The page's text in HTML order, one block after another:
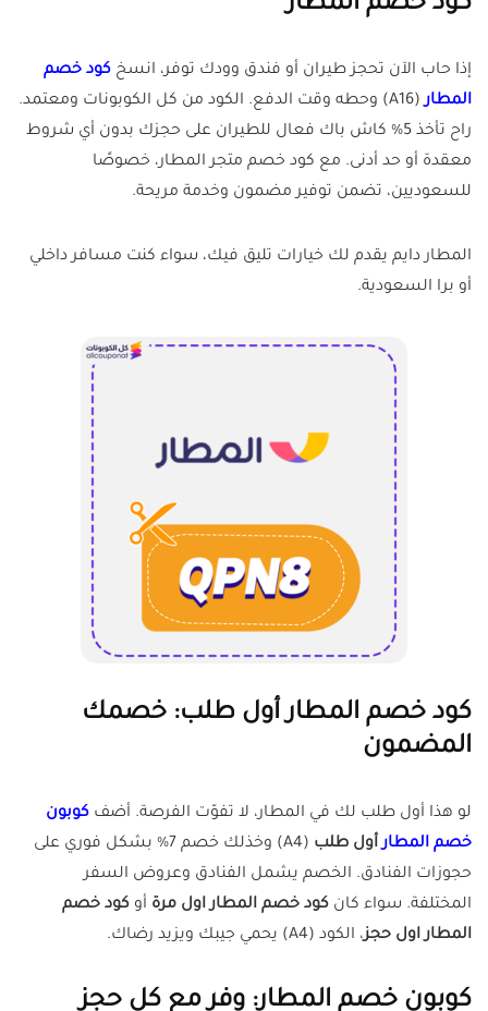
إذا حاب الآن تحجز طيران أو فندق وودك توفر، انسخ كود خصم
المطار
(A16) وحطه وقت الدفع. الكود من كل الكوبونات ومعتمد.
راح تأخذ 5% كاش باك فعال للطيران على حجزك بدون أي شروط
معقدة أو حد أدنى. مع كود خصم متجر المطار، خصوصًا
للسعوديين، تضمن توفير مضمون وخدمة مريحة.
المطار دايم يقدم لك خيارات تليق فيك، سواء كنت مسافر داخلي
أو برا السعودية.
كود خصم المطار أول طلب: خصمك
المضمون
لو هذا أول طلب لك في المطار، لا تفوّت الفرصة. أضف كوبون
خصم المطارأول طلب
(A4) وخذلك خصم 7% بشكل فوري على
حجوزات الفنادق. الخصم يشمل الفنادق وعروض السفر
المختلفة. سواء كان كود خصم المطار اول مرة أو كود خصم
المطار اول حجز، الكود (A4) يحمي جيبك ويزيد رضاك.
كوبون خصم المطار: وفر مع كل حجز